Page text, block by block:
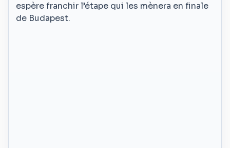
espère franchir l’étape qui les mènera en finale
de Budapest.